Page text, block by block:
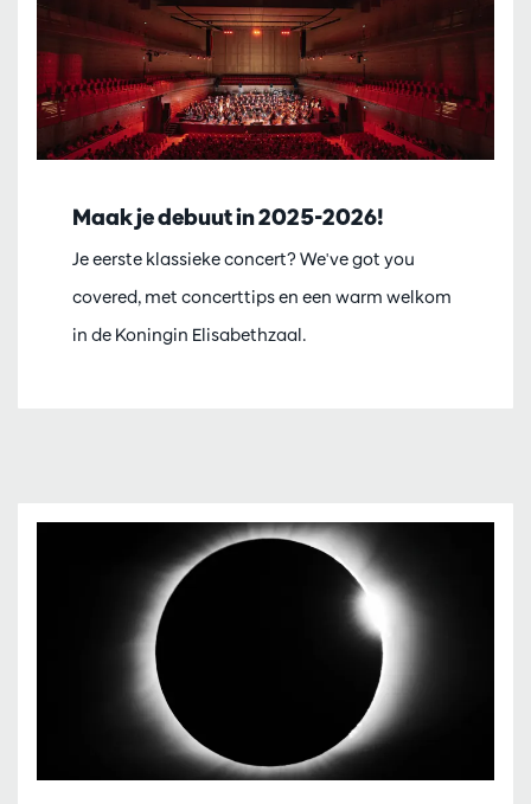
Maak je debuut in 2025-2026!
Je eerste klassieke concert? We've got you
covered, met concerttips en een warm welkom
in de Koningin Elisabethzaal.